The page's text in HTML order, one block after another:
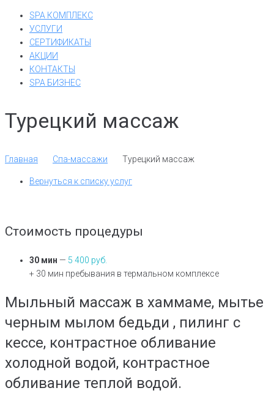
SPA КОМПЛЕКС
УСЛУГИ
СЕРТИФИКАТЫ
АКЦИИ
КОНТАКТЫ
SPA БИЗНЕС
Турецкий массаж
Главная Спа-массажи Турецкий массаж
Вернуться к списку услуг
Стоимость процедуры
30 мин — 5 400 руб.
+ 30 мин пребывания в термальном комплексе
Мыльный массаж в хаммаме, мытье
черным мылом бедьди , пилинг с
кессе, контрастное обливание
холодной водой, контрастное
обливание теплой водой.